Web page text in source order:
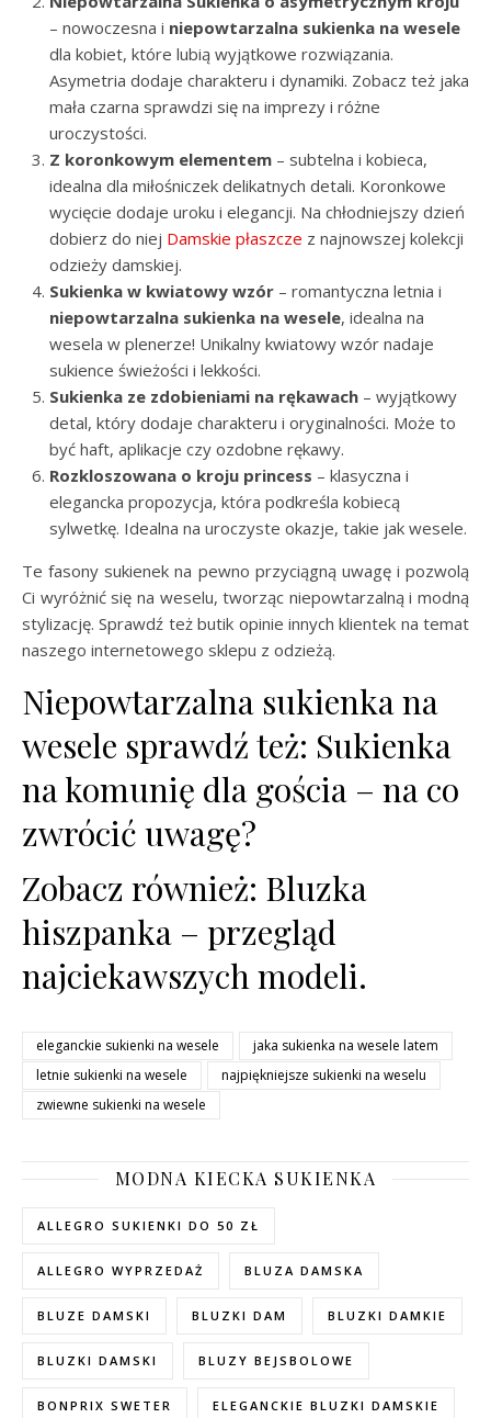
– nowoczesna i niepowtarzalna sukienka na wesele
dla kobiet, które lubią wyjątkowe rozwiązania.
Asymetria dodaje charakteru i dynamiki. Zobacz też jaka
mała czarna sprawdzi się na imprezy i różne
uroczystości.
Z koronkowym elementem – subtelna i kobieca,
idealna dla miłośniczek delikatnych detali. Koronkowe
wycięcie dodaje uroku i elegancji. Na chłodniejszy dzień
dobierz do niej Damskie płaszcze z najnowszej kolekcji
odzieży damskiej.
Sukienka w kwiatowy wzór – romantyczna letnia i
niepowtarzalna sukienka na wesele, idealna na
wesela w plenerze! Unikalny kwiatowy wzór nadaje
sukience świeżości i lekkości.
Sukienka ze zdobieniami na rękawach – wyjątkowy
detal, który dodaje charakteru i oryginalności. Może to
być haft, aplikacje czy ozdobne rękawy.
Rozkloszowana o kroju princess – klasyczna i
elegancka propozycja, która podkreśla kobiecą
sylwetkę. Idealna na uroczyste okazje, takie jak wesele.
Te fasony sukienek na pewno przyciągną uwagę i pozwolą
Ci wyróżnić się na weselu, tworząc niepowtarzalną i modną
stylizację. Sprawdź też butik opinie innych klientek na temat
naszego internetowego sklepu z odzieżą.
Niepowtarzalna sukienka na
wesele sprawdź też: Sukienka
na komunię dla gościa – na co
zwrócić uwagę?
Zobacz również: Bluzka
hiszpanka – przegląd
najciekawszych modeli.
eleganckie sukienki na wesele
jaka sukienka na wesele latem
letnie sukienki na wesele
najpiękniejsze sukienki na weselu
zwiewne sukienki na wesele
MODNA KIECKA SUKIENKA
ALLEGRO SUKIENKI DO 50 ZŁ
ALLEGRO WYPRZEDAŻ BLUZA DAMSKA
BLUZE DAMSKI BLUZKI DAM BLUZKI DAMKIE
BLUZKI DAMSKI BLUZY BEJSBOLOWE
BONPRIX SWETER ELEGANCKIE BLUZKI DAMSKIE